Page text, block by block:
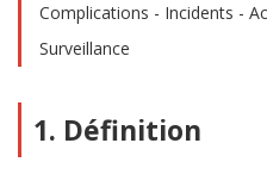
Complications - Incidents -
Surveillance
1. Définition